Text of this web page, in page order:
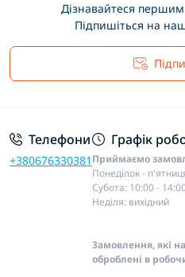
Дізнавайтеся першим
Підпишіться на
Телефони
+380676330381
Графік
Приймаємо
Понеділок -
Субота: 10:00 -
Неділя: вихідний
Замовлення, які
оброблені в